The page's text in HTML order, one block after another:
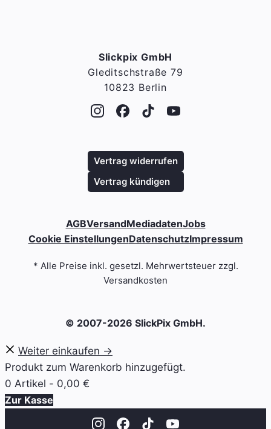
Slickpix GmbH
Gleditschstraße 79
10823 Berlin
© 2007-2026 SlickPix GmbH.
AGBVersandMediadatenJobs
Cookie EinstellungenDatenschutzImpressum
Vertrag widerrufen
Vertrag kündigen
* Alle Preise inkl. gesetzl. Mehrwertsteuer zzgl.
Versandkosten
Weiter einkaufen →
Produkt zum Warenkorb hinzugefügt.
0 Artikel - 0,00 €
Zur Kasse